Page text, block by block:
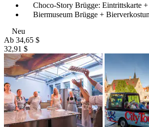
Choco-Story Brügge: Eintrittskarte
Biermuseum Brügge +
Neu
Ab 34,65 $
32,91 $